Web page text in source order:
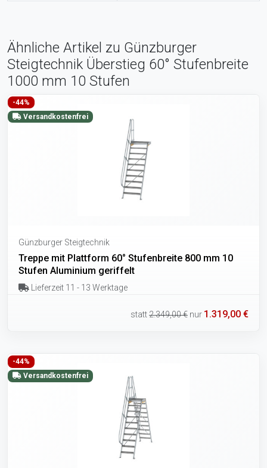
Ähnliche Artikel zu Günzburger
Steigtechnik Überstieg 60° Stufenbreite
1000 mm 10 Stufen
-44%
Versandkostenfrei
Günzburger Steigtechnik
Treppe mit Plattform 60° Stufenbreite 800 mm 10
Stufen Aluminium geriffelt
Lieferzeit 11 - 13 Werktage
statt2.349,00 € nur 1.319,00 €
-44%
Versandkostenfrei